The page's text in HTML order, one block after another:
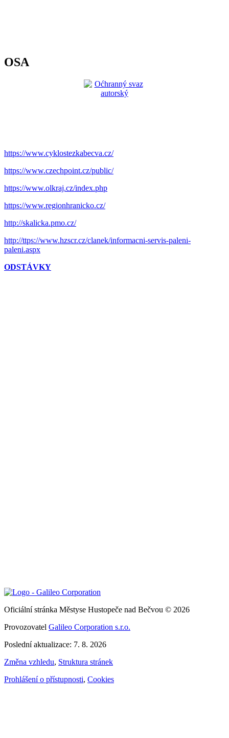
OSA
https://www.cyklostezkabecva.cz/
https://www.czechpoint.cz/public/
https://www.olkraj.cz/index.php
https://www.regionhranicko.cz/
http://skalicka.pmo.cz/
http://ttps://www.hzscr.cz/clanek/informacni-servis-paleni-
paleni.aspx
ODSTÁVKY
Oficiální stránka Městyse Hustopeče nad Bečvou © 2026
Provozovatel Galileo Corporation s.r.o.
Poslední aktualizace: 7. 8. 2026
Změna vzhledu, Struktura stránek
Prohlášení o přístupnosti, Cookies